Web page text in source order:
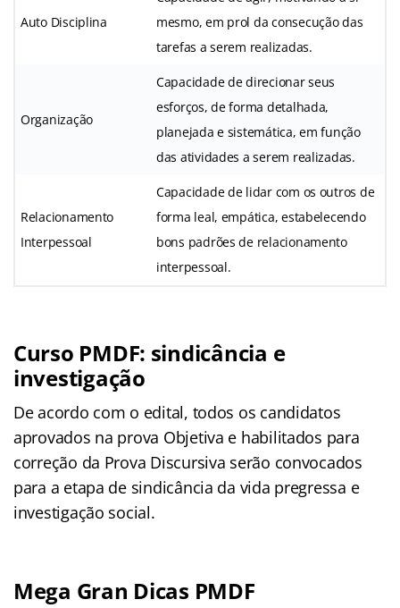
Auto Disciplina
mesmo, em prol da consecução das
tarefas a serem realizadas.
Organização
Capacidade de direcionar seus
esforços, de forma detalhada,
planejada e sistemática, em função
das atividades a serem realizadas.
Relacionamento
Interpessoal
Capacidade de lidar com os outros de
forma leal, empática, estabelecendo
bons padrões de relacionamento
interpessoal.
Curso PMDF: sindicância e
investigação
De acordo com o edital, todos os candidatos
aprovados na prova Objetiva e habilitados para
correção da Prova Discursiva serão convocados
para a etapa de sindicância da vida pregressa e
investigação social.
Mega Gran Dicas PMDF